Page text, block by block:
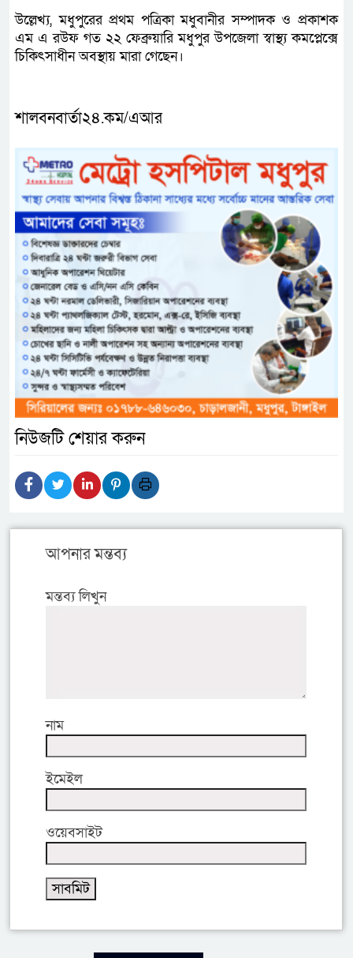
উল্লেখ্য, মধুপুরের প্রথম পত্রিকা মধুবানীর সম্পাদক ও প্রকাশক
এম এ রউফ গত ২২ ফেব্রুয়ারি মধুপুর উপজেলা স্বাস্থ্য কমপ্লেক্সে
চিকিৎসাধীন অবস্থায় মারা গেছেন।
শালবনবার্তা২৪.কম/এআর
নিউজটি শেয়ার করুন
আপনার মন্তব্য
মন্তব্য লিখুন
নাম
ইমেইল
ওয়েবসাইট